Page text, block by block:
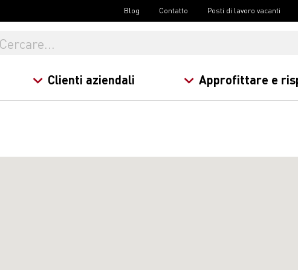
Blog Contatto Posti di lavoro vacanti
Clienti aziendali Approfittare e